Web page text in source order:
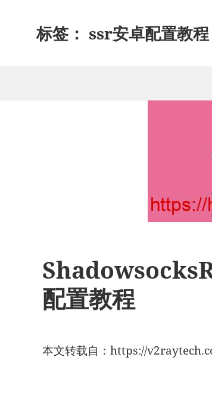
标签： ssr安卓配置教程
配置教程
本文转载自：https://